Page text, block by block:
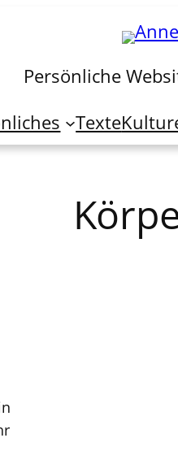
Persönliche
Texte